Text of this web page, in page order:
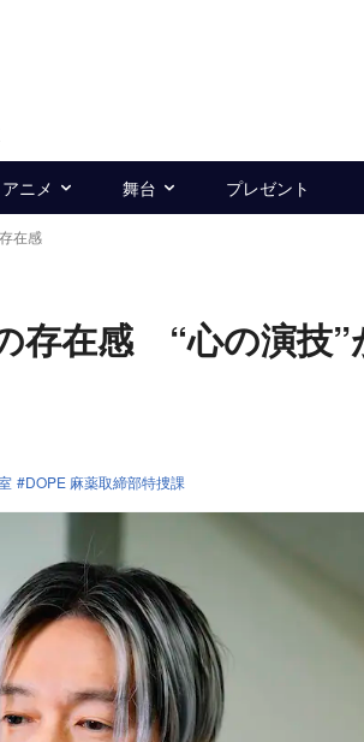
アニメ 舞台 プレゼント
在感
存在感 “心の演技”
DOPE 麻薬取締部特捜課